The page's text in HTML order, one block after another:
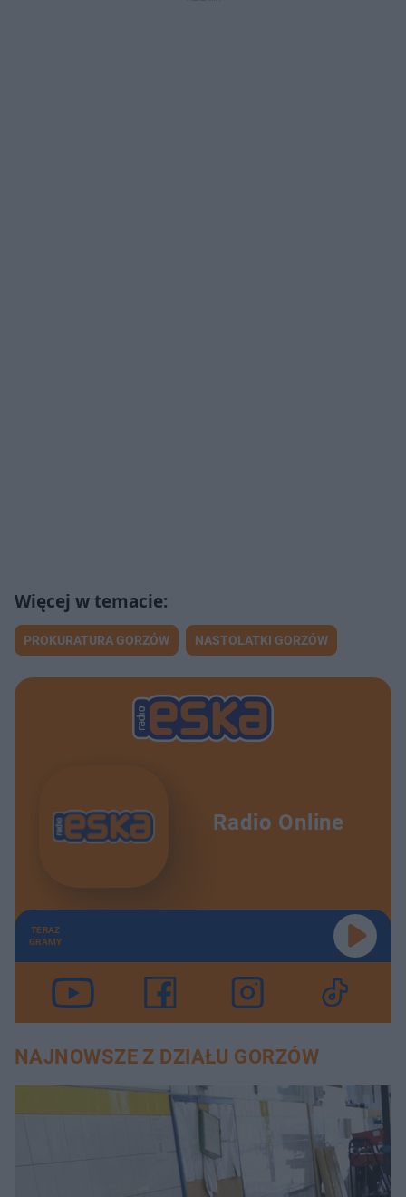
PROKURATURA GORZÓW NASTOLATKI GORZÓW
Radio Online
TERAZ
GRAMY
NAJNOWSZE Z DZIAŁU GORZÓW